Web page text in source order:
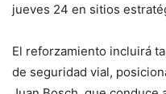
jueves 24 en sitios
El reforzamiento incluirá
de seguridad vial,